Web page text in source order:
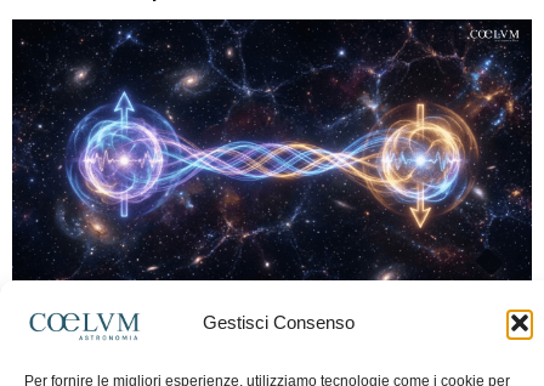
Gestisci Consenso
Per fornire le migliori esperienze, utilizziamo tecnologie come i cookie per
Marco Lorrai - 15 Giugno 2026 0
moderna: due particelle possono mostrare correlazioni che sembrano ignorare